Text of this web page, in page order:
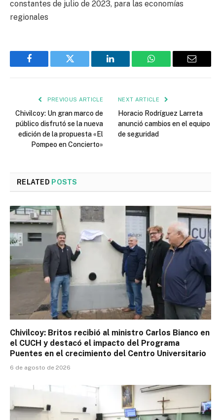
constantes de julio de 2023, para las economías
regionales
Facebook Twitter LinkedIn WhatsApp Email
PREVIOUS ARTICLE
Chivilcoy: Un gran marco de
público disfrutó se la nueva
edición de la propuesta «El
Pompeo en Concierto»
NEXT ARTICLE
Horacio Rodríguez Larreta
anunció cambios en el equipo
de seguridad
RELATED POSTS
Chivilcoy: Britos recibió al ministro Carlos Bianco en
el CUCH y destacó el impacto del Programa
Puentes en el crecimiento del Centro Universitario
6 de agosto de 2026